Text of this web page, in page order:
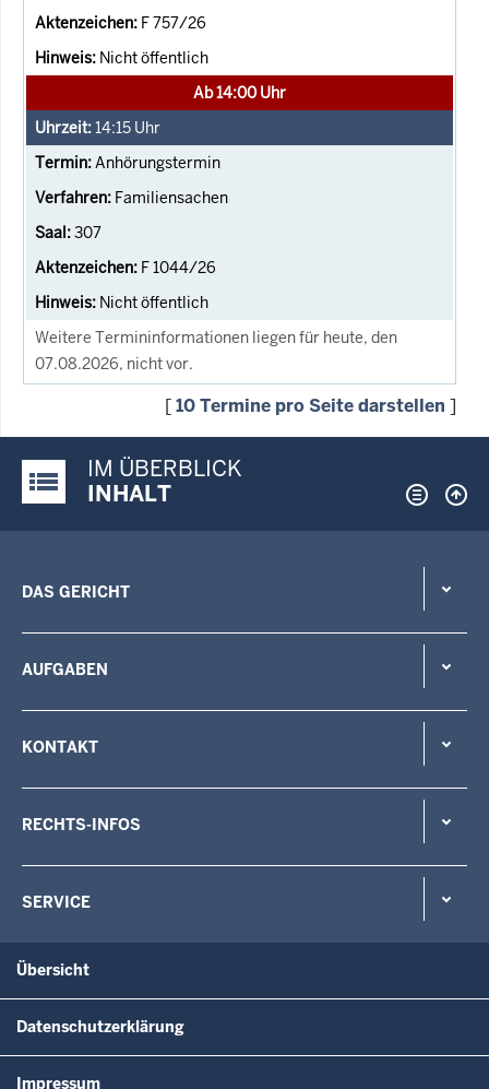
F 757/26
Nicht öffentlich
Ab 14:00 Uhr
14:15 Uhr
Anhörungstermin
Familiensachen
307
F 1044/26
Nicht öffentlich
Weitere Termininformationen liegen für heute, den
07.08.2026, nicht vor.
[10 Termine pro Seite darstellen ]
Justiz-Portal im Überblick:
IM ÜBERBLICK
INHALT
DAS GERICHT
AUFGABEN
KONTAKT
RECHTS-INFOS
SERVICE
Übersicht
Datenschutzerklärung
Impressum